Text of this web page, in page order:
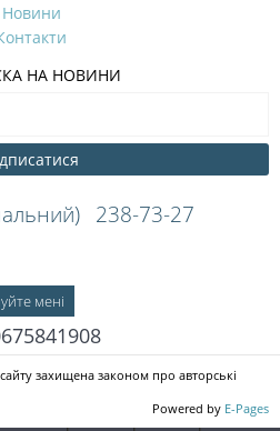
Новини
НА НОВИНИ
238-73-27
захищена законом про авторські
Powered by E-Pages